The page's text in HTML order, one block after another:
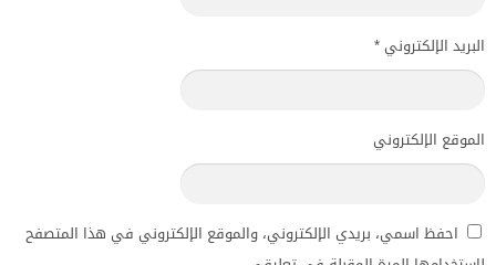
البريد الإلكتروني *
الموقع الإلكتروني
احفظ اسمي، بريدي الإلكتروني، والموقع الإلكتروني في هذا المتصفح